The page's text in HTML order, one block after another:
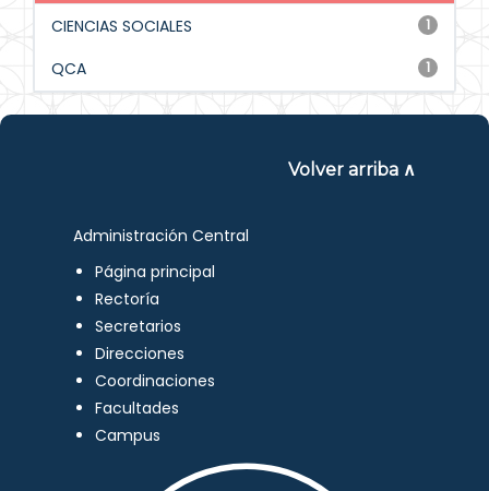
1
CIENCIAS SOCIALES
1
QCA
Volver arriba ∧
Administración Central
Página principal
Rectoría
Secretarios
Direcciones
Coordinaciones
Facultades
Campus